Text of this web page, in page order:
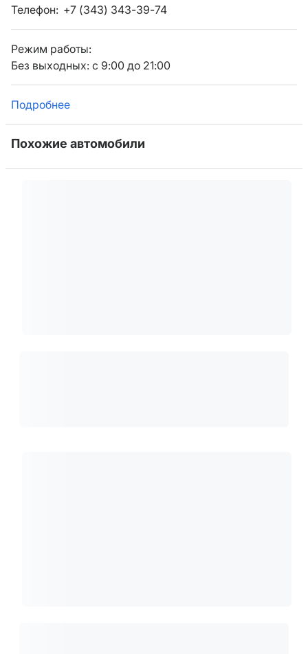
Телефон: +7 (343) 343-39-74
Режим работы:
Без выходных: с 9:00 до 21:00
Подробнее
Похожие автомобили